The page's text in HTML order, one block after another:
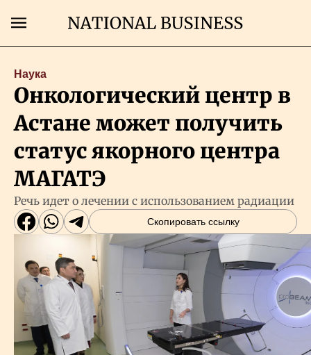
Главная
Бизнес
Рынки
Технологии
Власть
Наука
Онкологический центр в
Астане может получить
статус якорного центра
МАГАТЭ
Речь идет о лечении с использованием радиации
Скопировать ссылку